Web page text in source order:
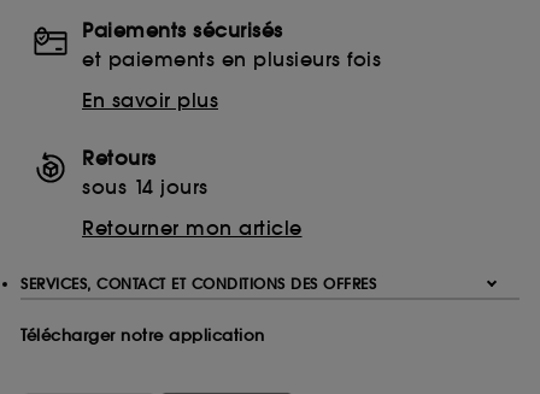
Paiements sécurisés
et paiements en plusieurs fois
En savoir plus
Retours
sous 14 jours
Retourner mon article
SERVICES, CONTACT ET CONDITIONS DES OFFRES
Télécharger notre application